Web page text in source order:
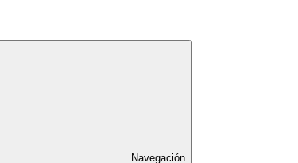
Navegación